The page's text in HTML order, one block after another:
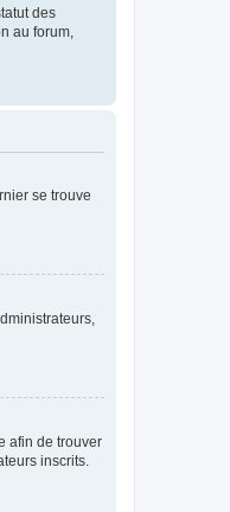
des
au forum,
se trouve
afin de trouver
inscrits.